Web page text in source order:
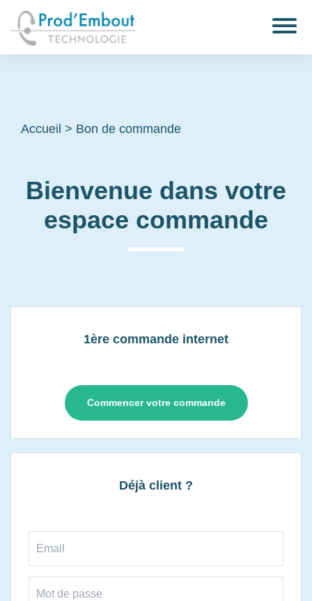
Accueil > Bon de commande
Bienvenue dans votre
espace commande
1ère commande internet
Commencer votre commande
Déjà client ?